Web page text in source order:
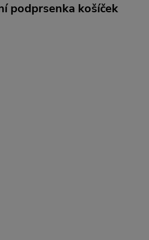
podprsenka košíček